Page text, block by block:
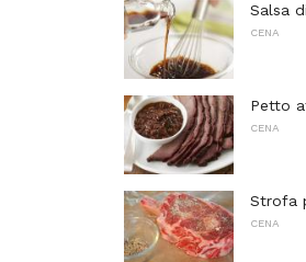
Salsa
CENA
Petto
CENA
Strofa
CENA